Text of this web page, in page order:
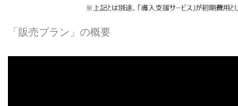
「販売プラン」の概要